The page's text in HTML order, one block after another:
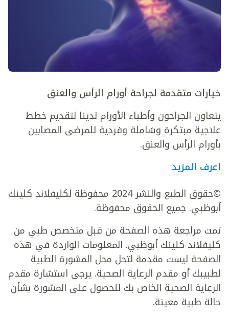
خيارات متقدمة لجراحة أورام الرأس والعنق
يتعاون الجراحون وأطباء الأورام لدينا لتقديم خطط
علاجية مبتكرة وشاملة وفردية للمرضى المصابين
بأورام الرأس والعنق.
اعرف المزيد
©حقوق الطبع والنشر 2024 محفوظة لكليفلاند كلينك
أبوظبي. جميع الحقوق محفوظة.
تمت مراجعة هذه الصفحة من قبل متخصص طبي من
كليفلاند كلينك أبوظبي. المعلومات الواردة في هذه
الصفحة ليست مقدمة لتحل محل المشورة الطبية
لطبيبك أو مقدم الرعاية الصحية. يرجى استشارة مقدم
الرعاية الصحية الخاص بك للحصول على المشورة بشأن
حالة طبية معينة.